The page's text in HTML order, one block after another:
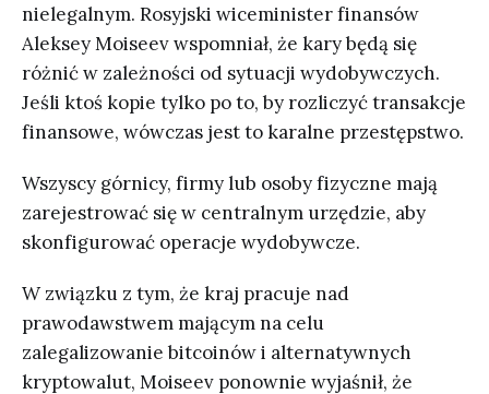
nielegalnym. Rosyjski wiceminister finansów
Aleksey Moiseev wspomniał, że kary będą się
różnić w zależności od sytuacji wydobywczych.
Jeśli ktoś kopie tylko po to, by rozliczyć transakcje
finansowe, wówczas jest to karalne przestępstwo.
Wszyscy górnicy, firmy lub osoby fizyczne mają
zarejestrować się w centralnym urzędzie, aby
skonfigurować operacje wydobywcze.
W związku z tym, że kraj pracuje nad
prawodawstwem mającym na celu
zalegalizowanie bitcoinów i alternatywnych
kryptowalut, Moiseev ponownie wyjaśnił, że